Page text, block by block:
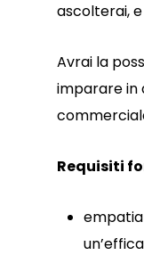
ascolterai,
Avrai la
imparare in
Requisiti